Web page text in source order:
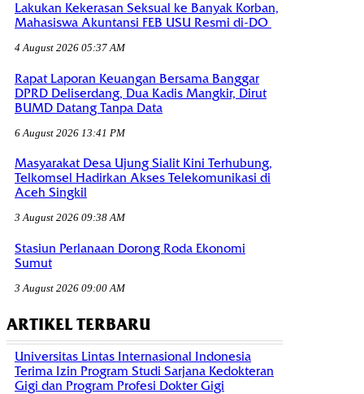
Lakukan Kekerasan Seksual ke Banyak Korban,
Mahasiswa Akuntansi FEB USU Resmi di-DO
4 August 2026 05:37 AM
Rapat Laporan Keuangan Bersama Banggar
DPRD Deliserdang, Dua Kadis Mangkir, Dirut
BUMD Datang Tanpa Data
6 August 2026 13:41 PM
Masyarakat Desa Ujung Sialit Kini Terhubung,
Telkomsel Hadirkan Akses Telekomunikasi di
Aceh Singkil
3 August 2026 09:38 AM
Stasiun Perlanaan Dorong Roda Ekonomi
Sumut
3 August 2026 09:00 AM
ARTIKEL TERBARU
Universitas Lintas Internasional Indonesia
Terima Izin Program Studi Sarjana Kedokteran
Gigi dan Program Profesi Dokter Gigi